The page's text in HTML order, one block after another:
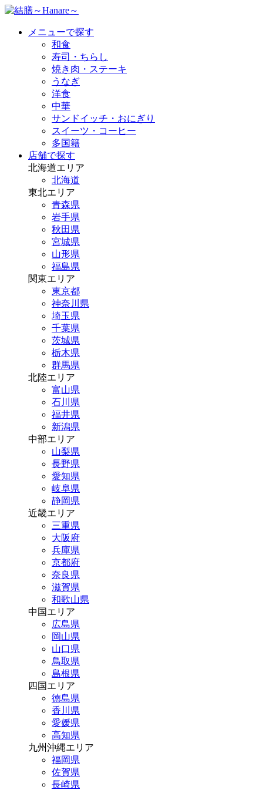
メニューで探す
和食
寿司・ちらし
焼き肉・ステーキ
うなぎ
洋食
中華
サンドイッチ・おにぎり
スイーツ・コーヒー
多国籍
店舗で探す
北海道エリア
北海道
東北エリア
青森県
岩手県
秋田県
宮城県
山形県
福島県
関東エリア
東京都
神奈川県
埼玉県
千葉県
茨城県
栃木県
群馬県
北陸エリア
富山県
石川県
福井県
新潟県
中部エリア
山梨県
長野県
愛知県
岐阜県
静岡県
近畿エリア
三重県
大阪府
兵庫県
京都府
奈良県
滋賀県
和歌山県
中国エリア
広島県
岡山県
山口県
鳥取県
島根県
四国エリア
徳島県
香川県
愛媛県
高知県
九州沖縄エリア
福岡県
佐賀県
長崎県